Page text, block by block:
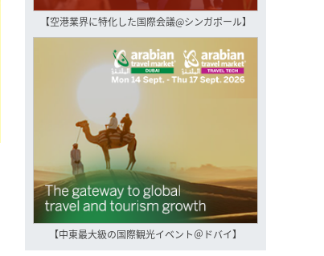
【空港業界に特化した国際会議@シンガポール】
【中東最大級の国際観光イベント＠ドバイ】